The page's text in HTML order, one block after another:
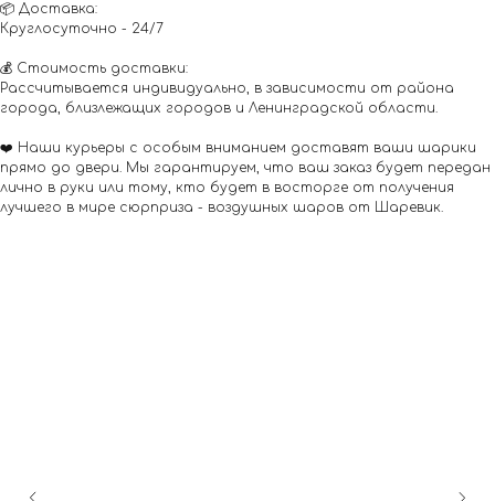
📦 Доставка:
Круглосуточно - 24/7
💰 Стоимость доставки:
Рассчитывается индивидуально, в зависимости от района
города, близлежащих городов и Ленинградской области.
❤️ Наши курьеры с особым вниманием доставят ваши шарики
прямо до двери. Мы гарантируем, что ваш заказ будет передан
лично в руки или тому, кто будет в восторге от получения
лучшего в мире сюрприза - воздушных шаров от Шаревик.